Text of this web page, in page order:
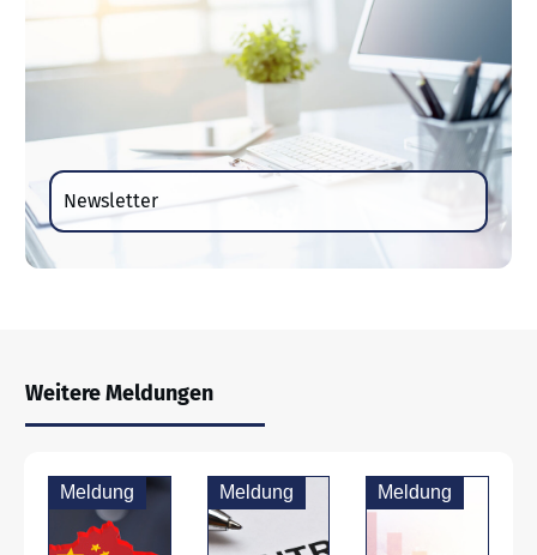
Newsletter
Weitere Meldungen
Meldung Meldung Meldung